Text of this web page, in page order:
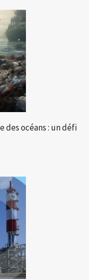
des océans : un défi